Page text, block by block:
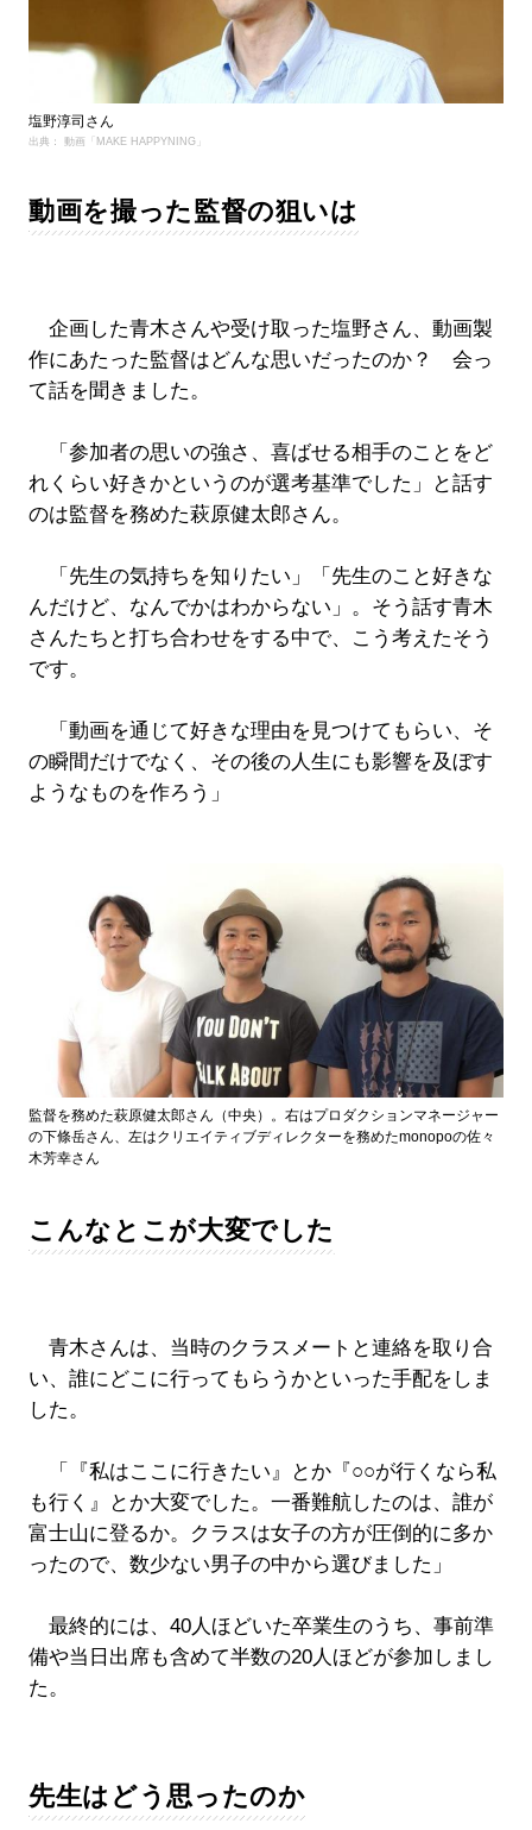
塩野淳司さん
出典： 動画「MAKE HAPPYNING」
動画を撮った監督の狙いは
企画した青木さんや受け取った塩野さん、動画製
作にあたった監督はどんな思いだったのか？ 会っ
て話を聞きました。
「参加者の思いの強さ、喜ばせる相手のことをど
れくらい好きかというのが選考基準でした」と話す
のは監督を務めた萩原健太郎さん。
「先生の気持ちを知りたい」「先生のこと好きな
んだけど、なんでかはわからない」。そう話す青木
さんたちと打ち合わせをする中で、こう考えたそう
です。
「動画を通じて好きな理由を見つけてもらい、そ
の瞬間だけでなく、その後の人生にも影響を及ぼす
ようなものを作ろう」
監督を務めた萩原健太郎さん（中央）。右はプロダクションマネージャー
の下條岳さん、左はクリエイティブディレクターを務めたmonopoの佐々
木芳幸さん
こんなとこが大変でした
青木さんは、当時のクラスメートと連絡を取り合
い、誰にどこに行ってもらうかといった手配をしま
した。
「『私はここに行きたい』とか『○○が行くなら私
も行く』とか大変でした。一番難航したのは、誰が
富士山に登るか。クラスは女子の方が圧倒的に多か
ったので、数少ない男子の中から選びました」
最終的には、40人ほどいた卒業生のうち、事前準
備や当日出席も含めて半数の20人ほどが参加しまし
た。
先生はどう思ったのか